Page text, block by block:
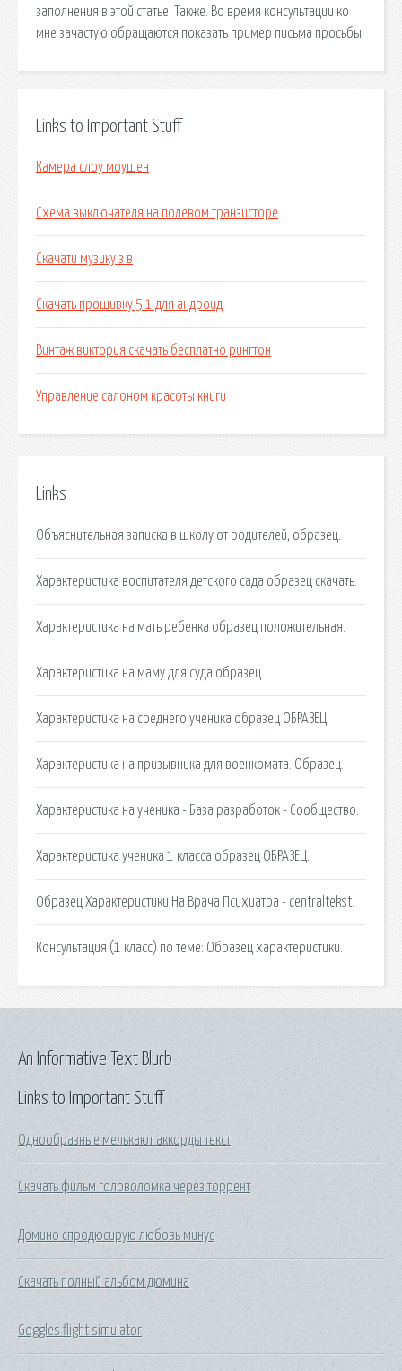
заполнения в этой статье. Также. Во время консультации ко
мне зачастую обращаются показать пример письма просьбы.
Links to Important Stuff
Камера слоу моушен
Схема выключателя на полевом транзисторе
Скачати музику з в
Скачать прошивку 5 1 для андроид
Винтаж виктория скачать бесплатно рингтон
Управление салоном красоты книги
Links
Объяснительная записка в школу от родителей, образец.
Характеристика воспитателя детского сада образец скачать.
Характеристика на мать ребенка образец положительная.
Характеристика на маму для суда образец.
Характеристика на среднего ученика образец ОБРАЗЕЦ.
Характеристика на призывника для военкомата. Образец.
Характеристика на ученика - База разработок - Сообщество.
Характеристика ученика 1 класса образец ОБРАЗЕЦ.
Образец Характеристики На Врача Психиатра - centraltekst.
Консультация (1 класс) по теме: Образец характеристики.
Links to Important Stuff
Однообразные мелькают аккорды текст
Скачать фильм головоломка через торрент
Домино спродюсирую любовь минус
Скачать полный альбом дюмина
Goggles flight simulator
An Informative Text Blurb